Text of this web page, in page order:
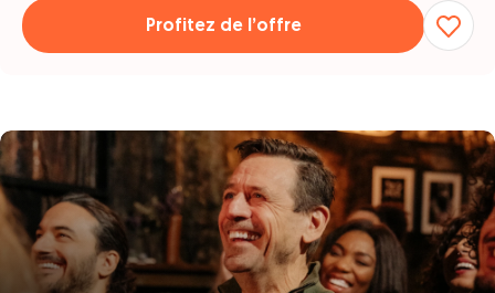
Profitez de l’offre